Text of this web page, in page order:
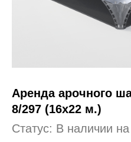
Аренда арочного
8/297 (16х22 м.)
Статус: В наличии